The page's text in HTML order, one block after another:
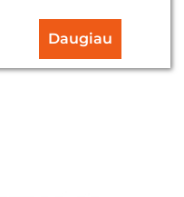
Daugiau